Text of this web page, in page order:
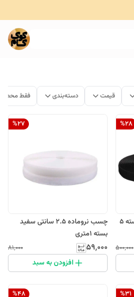
قیمت دسته‌بندی فقط
%28
چسب نر و ماده 2.5 سانت بسته 5
۵۰۰٬۰۰۰
%27
چسب نروماده 2.5 سانتی سفید
بسته 1متری
۵۹٬۰۰۰ ۸۱٬۰۰۰
افزودن به سبد
%31
%48